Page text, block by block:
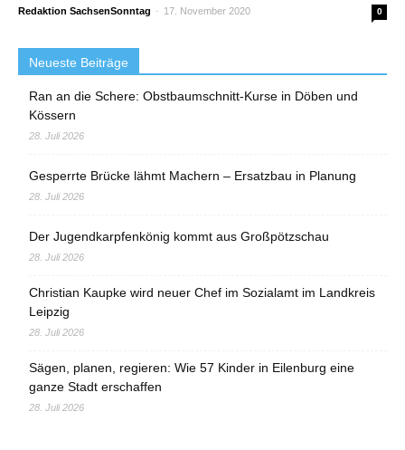
Redaktion SachsenSonntag - 17. November 2020 0
Neueste Beiträge
Ran an die Schere: Obstbaumschnitt-Kurse in Döben und
Kössern
28. Juli 2026
Gesperrte Brücke lähmt Machern – Ersatzbau in Planung
28. Juli 2026
Der Jugendkarpfenkönig kommt aus Großpötzschau
28. Juli 2026
Christian Kaupke wird neuer Chef im Sozialamt im Landkreis
Leipzig
28. Juli 2026
Sägen, planen, regieren: Wie 57 Kinder in Eilenburg eine
ganze Stadt erschaffen
28. Juli 2026